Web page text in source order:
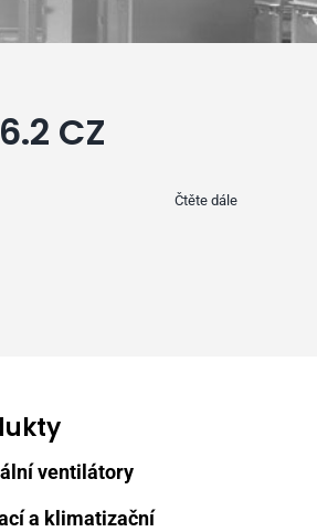
CZ
Čtěte dále
ventilátory
a klimatizační